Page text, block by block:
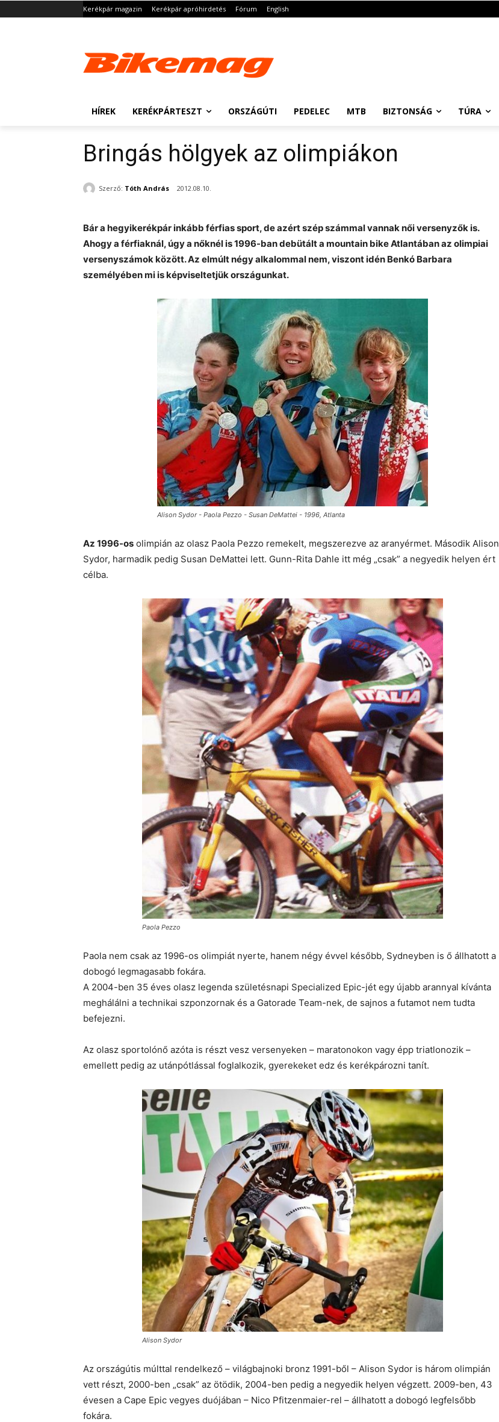
Kerékpár magazin Kerékpár apróhirdetés Fórum English
HÍREK KERÉKPÁRTESZT ORSZÁGÚTI PEDELEC MTB BIZTONSÁG TÚRA
Bringás hölgyek az olimpiákon
Szerző: Tóth András 2012.08.10.
Bár a hegyikerékpár inkább férfias sport, de azért szép számmal vannak női versenyzők is.
Ahogy a férfiaknál, úgy a nőknél is 1996-ban debütált a mountain bike Atlantában az olimpiai
versenyszámok között. Az elmúlt négy alkalommal nem, viszont idén Benkó Barbara
személyében mi is képviseltetjük országunkat.
Alison Sydor - Paola Pezzo - Susan DeMattei - 1996, Atlanta
Az 1996-os olimpián az olasz Paola Pezzo remekelt, megszerezve az aranyérmet. Második Alison
Sydor, harmadik pedig Susan DeMattei lett. Gunn-Rita Dahle itt még „csak” a negyedik helyen ért
célba.
Paola Pezzo
Paola nem csak az 1996-os olimpiát nyerte, hanem négy évvel később, Sydneyben is ő állhatott a
dobogó legmagasabb fokára.
A 2004-ben 35 éves olasz legenda születésnapi Specialized Epic-jét egy újabb arannyal kívánta
meghálálni a technikai szponzornak és a Gatorade Team-nek, de sajnos a futamot nem tudta
befejezni.
Az olasz sportolónő azóta is részt vesz versenyeken – maratonokon vagy épp triatlonozik –
emellett pedig az utánpótlással foglalkozik, gyerekeket edz és kerékpározni tanít.
Alison Sydor
Az országútis múlttal rendelkező – világbajnoki bronz 1991-ből – Alison Sydor is három olimpián
vett részt, 2000-ben „csak” az ötödik, 2004-ben pedig a negyedik helyen végzett. 2009-ben, 43
évesen a Cape Epic vegyes duójában – Nico Pfitzenmaier-rel – állhatott a dobogó legfelsőbb
fokára.